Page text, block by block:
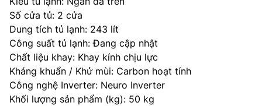
Số cửa tủ: 2 cửa
Dung tích tủ lạnh: 243 lít
Công suất tủ lạnh: Đang cập nhật
Chất liệu khay: Khay kính chịu lực
Kháng khuẩn / Khử mùi: Carbon hoạt tính
Công nghệ Inverter: Neuro Inverter
Khối lượng sản phẩm (kg): 50 kg